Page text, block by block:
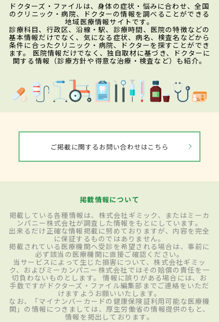
ドクターズ・ファイルは、身体の症状・悩みに合わせ、全国
のクリニック・病院、ドクターの情報を調べることができる
地域医療情報サイトです。
診療科目、行政区、沿線・駅、診療時間、医院の特徴などの
基本情報だけでなく、気になる症状、病名、検査名などから
条件に合ったクリニック・病院、ドクターを探すことができ
ます。 医院情報だけでなく、独自取材に基づき、ドクターに
関する情報（診療方針や得意な治療・検査など）も紹介。
ご掲載に関するお問い合わせはこちら
掲載情報について
掲載している各種情報は、株式会社ギミック、またはミーカ
ンパニー株式会社が調査した情報をもとにしています。
出来るだけ正確な情報掲載に努めておりますが、内容を完全
に保証するものではありません。
掲載されている医療機関へ受診を希望される場合は、事前に
必ず該当の医療機関に直接ご確認ください。
当サービスによって生じた損害について、株式会社ギミッ
ク、およびミーカンパニー株式会社ではその賠償の責任を一
切負わないものとします。 情報に誤りがある場合には、お
手数ですがドクターズ・ファイル編集部までご連絡をいただ
けますようお願いいたします。
なお、「マイナンバーカードの健康保険証利用可能な医療機
関」の情報につきましては、厚生労働省の情報提供のもと、
情報を掲出しております。